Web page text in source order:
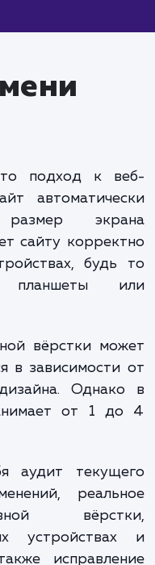
От 70 000 до
вёрстку для
страниц, сложной
вёрстка:
вёрстку
и сайтов с широким
с внешними
адаптивной вёрстки
потребности и
стоимости, которая
цены являются
в зависимости от
опыта разработчиков
опыт на